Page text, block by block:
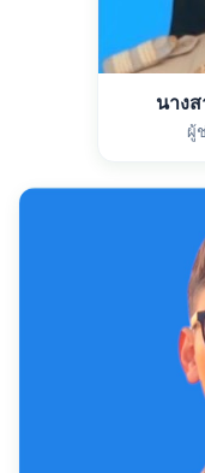
นาง
ผู้